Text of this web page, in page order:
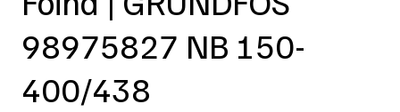
98975827 NB 150-
400/438